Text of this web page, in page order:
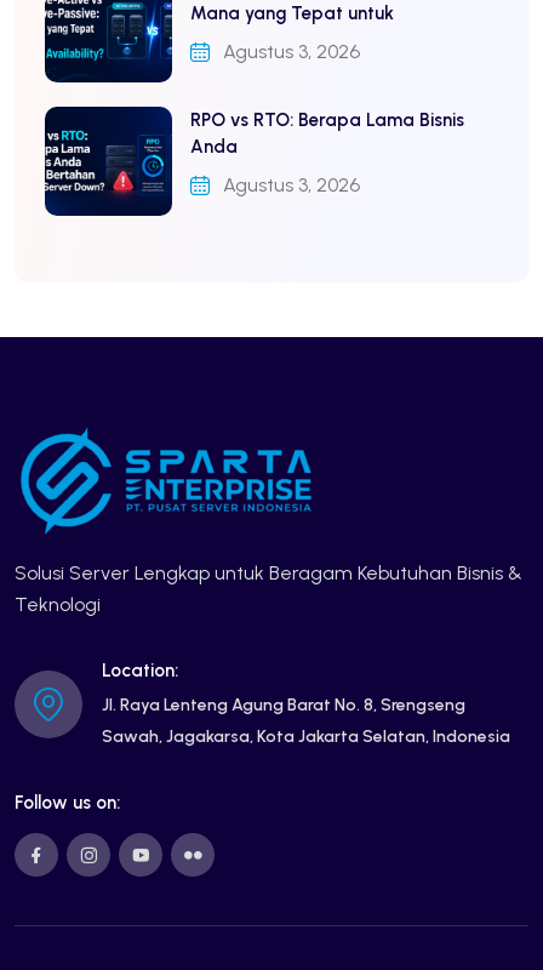
Mana yang Tepat untuk
Agustus 3, 2026
RPO vs RTO: Berapa Lama Bisnis
Anda
Agustus 3, 2026
Solusi Server Lengkap untuk Beragam Kebutuhan Bisnis &
Teknologi
Location:
Jl. Raya Lenteng Agung Barat No. 8, Srengseng
Sawah, Jagakarsa, Kota Jakarta Selatan, Indonesia
Follow us on: